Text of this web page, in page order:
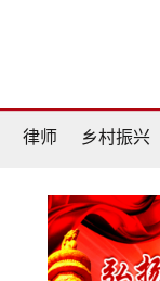
律师 乡村振兴